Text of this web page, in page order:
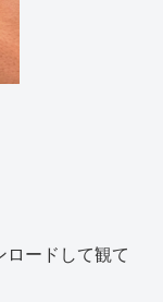
ロードして観て